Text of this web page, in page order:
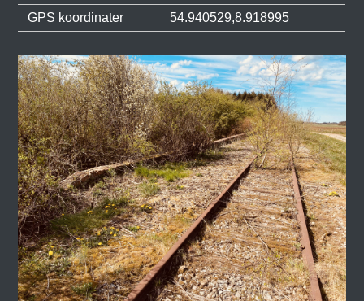
GPS koordinater 54.940529,8.918995